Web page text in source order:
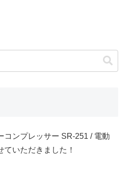
コンプレッサー SR-251 / 電動
いただきました！